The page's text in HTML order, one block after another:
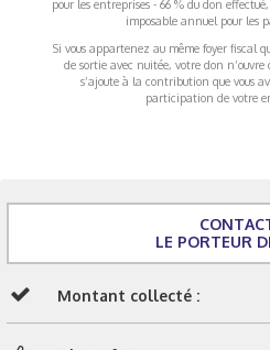
pour les entreprises - 66 % du don
imposable annuel pour les
Si vous appartenez au même foyer fiscal
de sortie avec nuitée, votre don
s’ajoute à la contribution que vous
participation de votre
LE PORTEUR
Montant collecté :